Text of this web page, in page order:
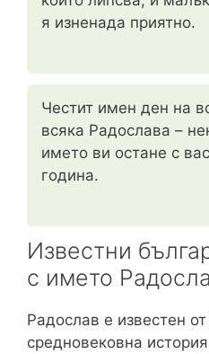
я изненада приятно.
Честит имен ден на
всяка Радослава –
името ви остане с
година.
Известни
с името
Радослав е известен
средновековна